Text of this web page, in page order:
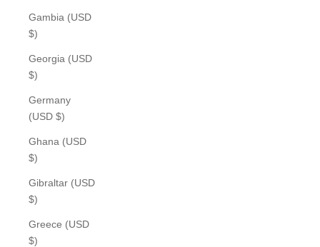
Gambia (USD
$)
Georgia (USD
$)
Germany
(USD $)
Ghana (USD
$)
Gibraltar (USD
$)
Greece (USD
$)